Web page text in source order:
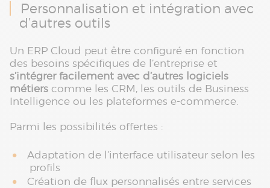
Personnalisation et intégration avec
d’autres outils
Un ERP Cloud peut être configuré en fonction
des besoins spécifiques de l’entreprise et
s’intégrer facilement avec d’autres logiciels
métiers comme les CRM, les outils de Business
Intelligence ou les plateformes e-commerce.
Parmi les possibilités offertes :
Adaptation de l’interface utilisateur selon les
profils
Création de flux personnalisés entre services